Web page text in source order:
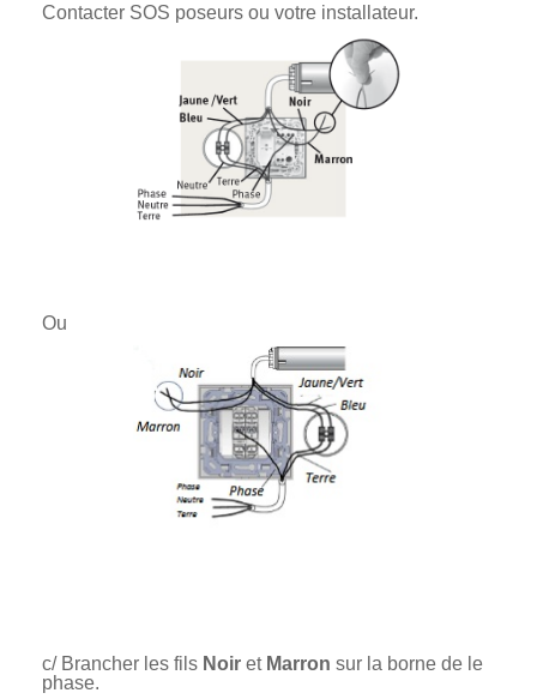
Contacter SOS poseurs ou votre installateur.
Ou
c/ Brancher les fils Noir et Marron sur la borne de le
phase.